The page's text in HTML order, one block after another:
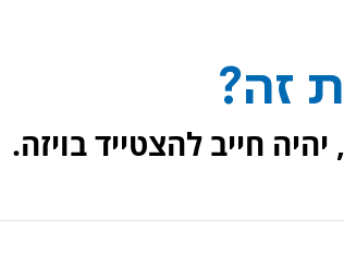
זה?
חייב להצטייד בויזה.